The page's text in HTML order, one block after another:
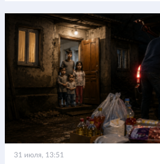
31 июля, 13:51